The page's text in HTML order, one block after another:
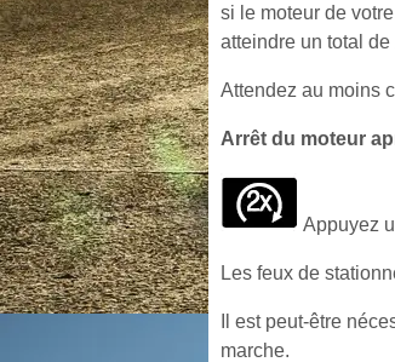
si le moteur de
atteindre un total
Attendez au moins
Arrêt du moteur
Appuyez
Les feux de
Il est peut-être
marche.